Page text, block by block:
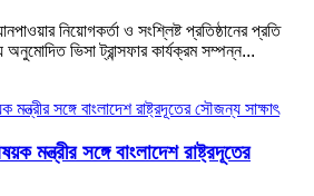
নিয়োগকর্তা ও সংশ্লিষ্ট প্রতিষ্ঠানের প্রতি
ভিসা ট্রান্সফার কার্যক্রম সম্পন্ন...
মন্ত্রীর সঙ্গে বাংলাদেশ রাষ্ট্রদূতের